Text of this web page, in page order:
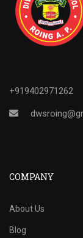
+919402971262
COMPANY
About Us
Blog